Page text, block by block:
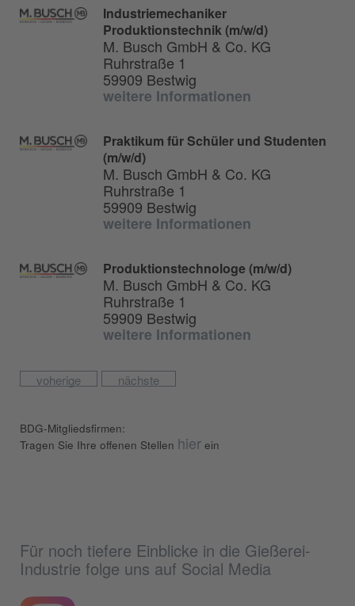
Industriemechaniker
Produktionstechnik (m/w/d)
M. Busch GmbH & Co. KG
Ruhrstraße 1
59909 Bestwig
weitere Informationen
Praktikum für Schüler und Studenten
(m/w/d)
M. Busch GmbH & Co. KG
Ruhrstraße 1
59909 Bestwig
weitere Informationen
Produktionstechnologe (m/w/d)
M. Busch GmbH & Co. KG
Ruhrstraße 1
59909 Bestwig
weitere Informationen
voherige nächste
BDG-Mitgliedsfirmen:
Tragen Sie Ihre offenen Stellen hier ein
Für noch tiefere Einblicke in die Gießerei-
Industrie folge uns auf Social Media